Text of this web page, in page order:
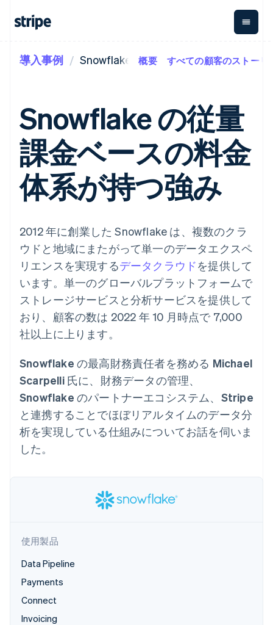
支払い
オンライン決
済
Managed
Payments
マーチャント
オブレコード
ソリューショ
ン
Payment links
コーディング
構築済み決済
Elements
柔軟な UI コン
ポーネント
決済手段
125 以上の決
済手段を利用
可能
Terminal
対面支払い
決済成功率の
最適化
Link
スピーディー
な決済
収益
経常収益
Metronome
サブスクリ
プション
サブスクリ
プションの
管理
Invoicing
Tax
消費税と
VAT の自動
計算
Revenue
Recognition
会計管理の
自動化
Stripe
カスタムレ
Data
Pipeline
データの同
期
資金管
Global
Payouts
第三者
への入
金
プラッ
イス
プラッ
Product roadmap
Atlas
スタートアップの企業設立
Climate
Identity
オンライン本人確認
企業規模別
ユースケース別
エージェンティックコマ
ース
E コマース / ECサイト
埋込型金融
グローバルビジネス
アプリ内決済
マーケットプレイス
資金管理
プラットフォーム
SaaS
業種別
AI 企業
クリエイターエコノミ―
ゲーム
ホスピタリティ、旅行、
レジャー
保険
メディアおよびエンター
テインメント
パブリックセクター
小売業
ドキュメント
ライブラリと SDK
Stripe Apps
オンライン決済を受け付
け
プラットフォームまたは
マーケットプレイスを構
築する
サブスクリプションを管
理
従量課金請求を提供
ステーブルコイン担保型
のカードを発行
エージェントによるサー
ビスのプロビジョニング
と管理
リソース
アプリへの導入
コードサンプル
開発者のブログ
学ぶ
ガイド
サポート
サポートに問い合わせる
管理サポートプラン
プロフェッショナルサー
会社
製品ロードマップ
Sessions 年次カンファ
レンス
採用情報
ニュースルーム
営業にお問い合わせ
パートナーになる
導入事例 Snowflake 概要 すべての顧客のストーリ
Snowflake の従量
課金ベースの料金
体系が持つ強み
2012 年に創業した Snowflake は、複数のクラ
ウドと地域にまたがって単一のデータエクスペ
リエンスを実現するデータクラウドを提供して
います。単一のグローバルプラットフォームで
ストレージサービスと分析サービスを提供して
おり、顧客の数は 2022 年 10 月時点で 7,000
社以上に上ります。
Snowflake の最高財務責任者を務める Michael
Scarpelli 氏に、財務データの管理、
Snowflake のパートナーエコシステム、Stripe
と連携することでほぼリアルタイムのデータ分
析を実現している仕組みについてお話を伺いま
した。
使用製品
Data Pipeline
Payments
Connect
Invoicing